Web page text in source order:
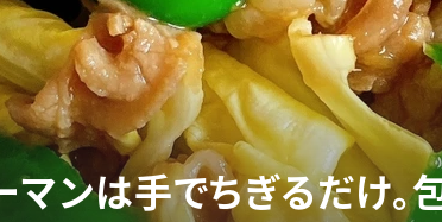
マンは手でちぎるだけ